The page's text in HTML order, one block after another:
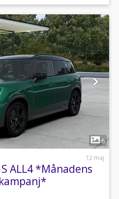
6
12 maj
ALL4 *Månadens